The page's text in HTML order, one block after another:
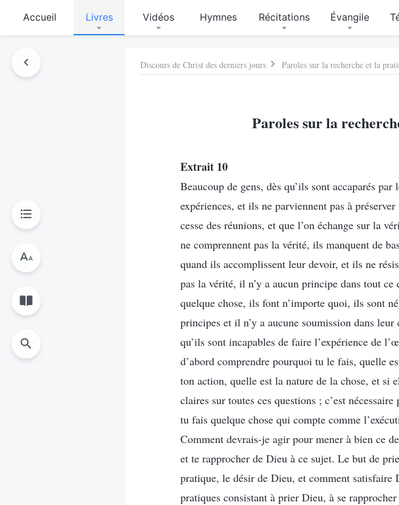
Accueil Livres Vidéos Hymnes Récitations Évangile
Discours de Christ des derniers jours Paroles sur la recherche et la
Paroles sur la
Extrait 10
Beaucoup de gens, dès qu’ils sont accaparés
expériences, et ils ne parviennent pas à
cesse des réunions, et que l’on échange sur la
ne comprennent pas la vérité, ils manquent de
quand ils accomplissent leur devoir, et ils ne
pas la vérité, il n’y a aucun principe dans tout
quelque chose, ils font n’importe quoi, ils sont
principes et il n’y a aucune soumission dans
qu’ils sont incapables de faire l’expérience de
d’abord comprendre pourquoi tu le fais, quelle
ton action, quelle est la nature de la chose, et si
claires sur toutes ces questions ; c’est
tu fais quelque chose qui compte comme
Comment devrais-je agir pour mener à bien ce
et te rapprocher de Dieu à ce sujet. Le but de
pratique, le désir de Dieu, et comment
pratiques consistant à prier Dieu, à se